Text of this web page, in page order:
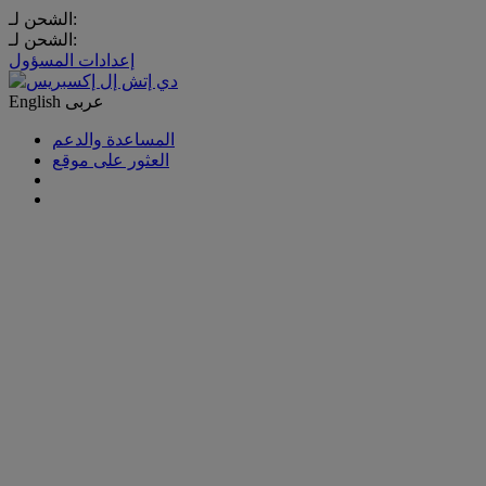
الشحن لـ:
الشحن لـ:
إعدادات المسؤول
English عربى
المساعدة والدعم
العثور على موقع